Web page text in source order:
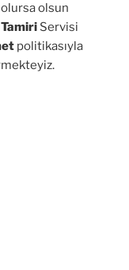
olursa olsun
Servisi
politikasıyla